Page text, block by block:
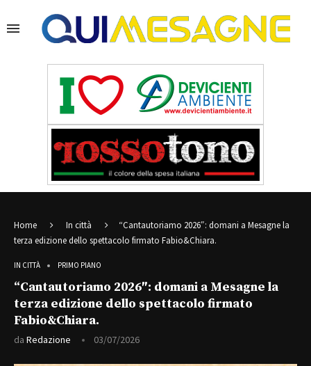
Home In città
“Cantautoriamo 2026″: domani a Mesagne la
terza edizione dello spettacolo firmato Fabio&Chiara⁠.
IN CITTÀ PRIMO PIANO
“Cantautoriamo 2026″: domani a Mesagne la
terza edizione dello spettacolo firmato
Fabio&Chiara⁠.
da Redazione 03/07/2026